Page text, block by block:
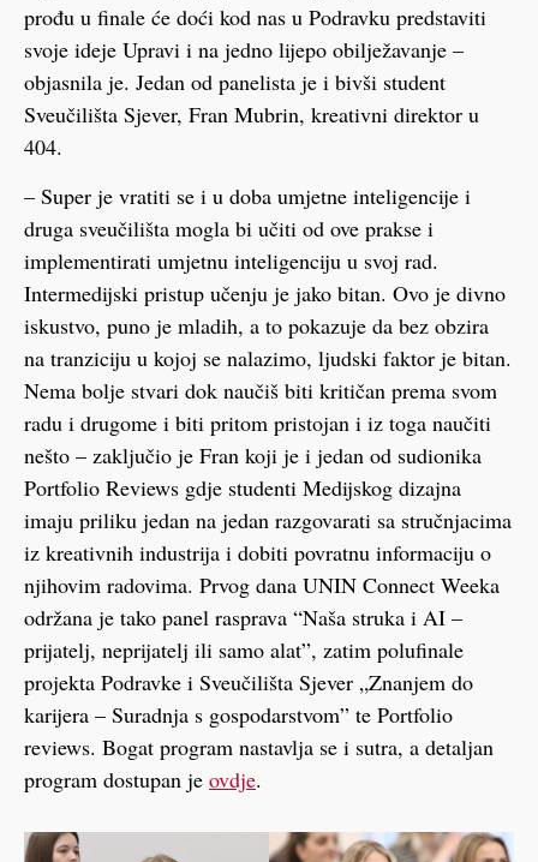
prođu u finale će doći kod nas u Podravku predstaviti
svoje ideje Upravi i na jedno lijepo obilježavanje –
objasnila je. Jedan od panelista je i bivši student
Sveučilišta Sjever, Fran Mubrin, kreativni direktor u
404.
– Super je vratiti se i u doba umjetne inteligencije i
druga sveučilišta mogla bi učiti od ove prakse i
implementirati umjetnu inteligenciju u svoj rad.
Intermedijski pristup učenju je jako bitan. Ovo je divno
iskustvo, puno je mladih, a to pokazuje da bez obzira
na tranziciju u kojoj se nalazimo, ljudski faktor je bitan.
Nema bolje stvari dok naučiš biti kritičan prema svom
radu i drugome i biti pritom pristojan i iz toga naučiti
nešto – zaključio je Fran koji je i jedan od sudionika
Portfolio Reviews gdje studenti Medijskog dizajna
imaju priliku jedan na jedan razgovarati sa stručnjacima
iz kreativnih industrija i dobiti povratnu informaciju o
njihovim radovima. Prvog dana UNIN Connect Weeka
održana je tako panel rasprava “Naša struka i AI –
prijatelj, neprijatelj ili samo alat”, zatim polufinale
projekta Podravke i Sveučilišta Sjever „Znanjem do
karijera – Suradnja s gospodarstvom” te Portfolio
reviews. Bogat program nastavlja se i sutra, a detaljan
program dostupan je ovdje.